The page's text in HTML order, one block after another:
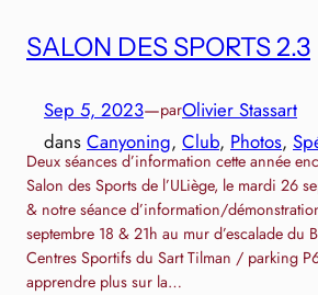
SALON DES SPORTS 2.3
Sep 5, 2023—parOlivier Stassart
dans Canyoning, Club, Photos,
Deux séances d’information cette année
Salon des Sports de l’ULiège, le mardi 26
& notre séance d’information/
septembre 18 & 21h au mur d’escalade du
Centres Sportifs du Sart Tilman / parking
apprendre plus sur la…